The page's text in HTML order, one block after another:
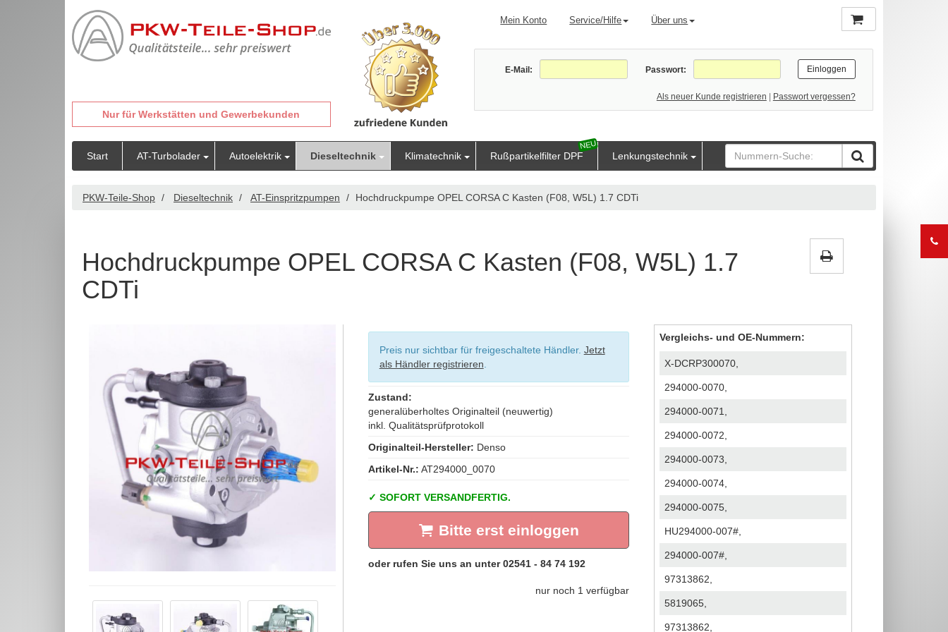
Nur für Werkstätten und Gewerbekunden
Mein Konto Service/Hilfe Über uns
E-Mail: Passwort:
Als neuer Kunde registrieren Passwort vergessen?
Start AT-Turbolader Autoelektrik Dieseltechnik Klimatechnik Rußpartikelfilter DPF Lenkungstechnik
PKW-Teile-Shop Dieseltechnik AT-Einspritzpumpen Hochdruckpumpe OPEL CORSA C Kasten (F08, W5L) 1.7 CDTi
Hochdruckpumpe OPEL CORSA C Kasten (F08, W5L) 1.7
CDTi
Preis nur sichtbar für freigeschaltete Händler. Jetzt
als Händler registrieren
Zustand:
generalüberholtes Originalteil (neuwertig)
inkl. Qualitätsprüfprotokoll
Originalteil-Hersteller: Denso
Artikel-Nr.: AT294000_0070
SOFORT VERSANDFERTIG.
Bitte erst einloggen
nur noch 1 verfügbar
Vergleichs- und OE-Nummern:
X-DCRP300070,
294000-0070,
294000-0071,
294000-0072,
294000-0073,
294000-0074,
294000-0075,
HU294000-007#,
294000-007#,
97313862,
5819065,
97313862,